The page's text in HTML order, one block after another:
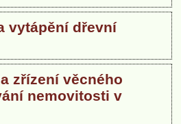
vytápění dřevní
zřízení věcného
nemovitosti v